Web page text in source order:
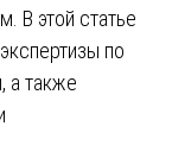
В этой статье
по
а также